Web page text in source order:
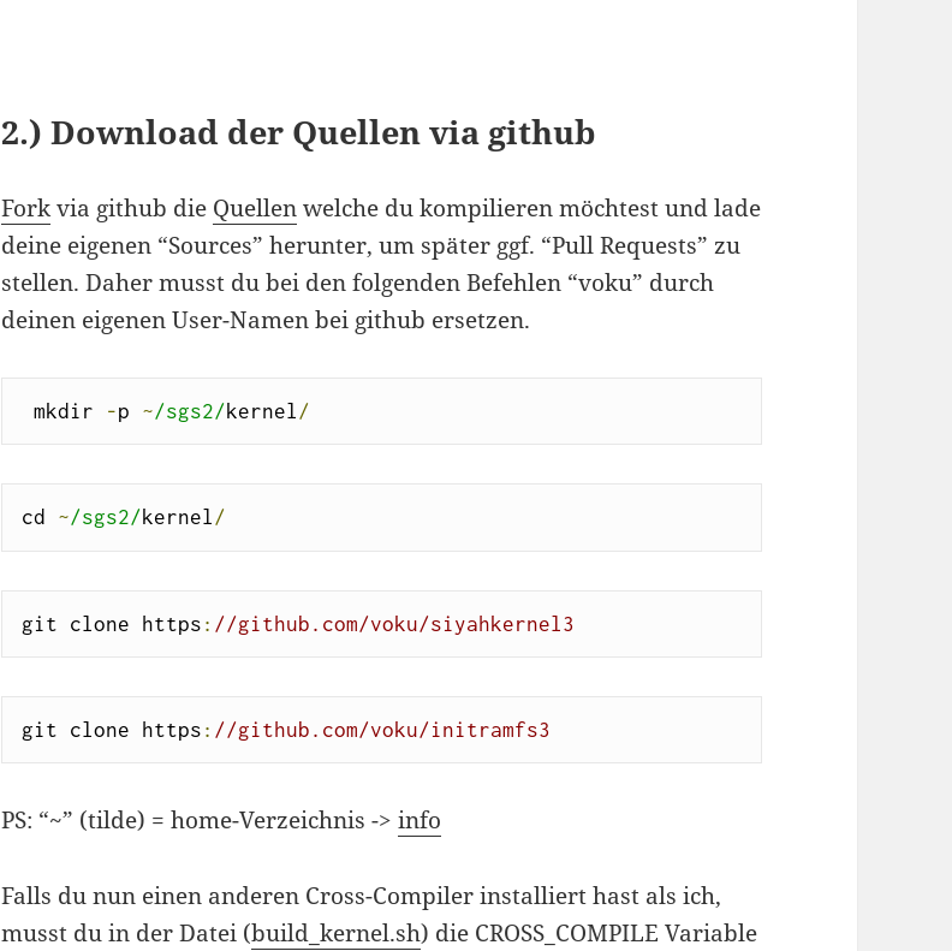
2.) Download der Quellen via github
Forkvia github die Quellenwelche du kompilieren möchtest und lade
deine eigenen “Sources” herunter, um später ggf. “Pull Requests” zu
stellen. Daher musst du bei den folgenden Befehlen “voku” durch
deinen eigenen User-Namen bei github ersetzen.
mkdir -p ~/sgs2/kernel/
cd ~/sgs2/kernel/
git clone https : //github.com/voku/siyahkernel3
git clone https : //github.com/voku/initramfs3
PS: “~” (tilde) = home-Verzeichnis ->info
Falls du nun einen anderen Cross-Compiler installiert hast als ich,
musst du in der Datei (build_kernel.sh) die CROSS_COMPILE Variable